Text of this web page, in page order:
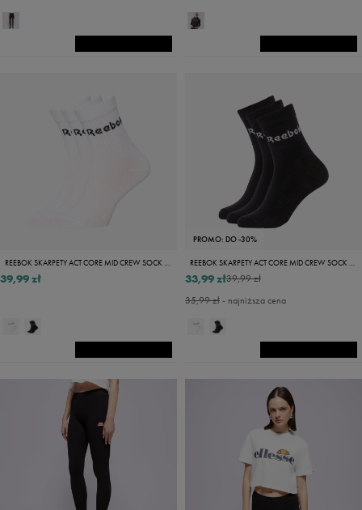
REEBOK SKARPETY ACT CORE MID CREW SOCK 3P
39,99 zł
PROMO: DO -30%
REEBOK SKARPETY ACT CORE MID CREW SOCK 3P
39,99 zł
33,99 zł
35,99 zł- najniższa cena